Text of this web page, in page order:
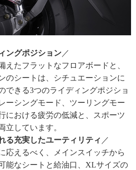
ングポジション／
えたフラットなフロアボードと、
のシートは、シチュエーションに
できる3つのライディングポジショ
ーシングモード、ツーリングモー
における疲労の低減と、スポーツ
立しています。
る充実したユーティリティ ／
応えるべく、メインスイッチから
能なシートと給油口、XLサイズの